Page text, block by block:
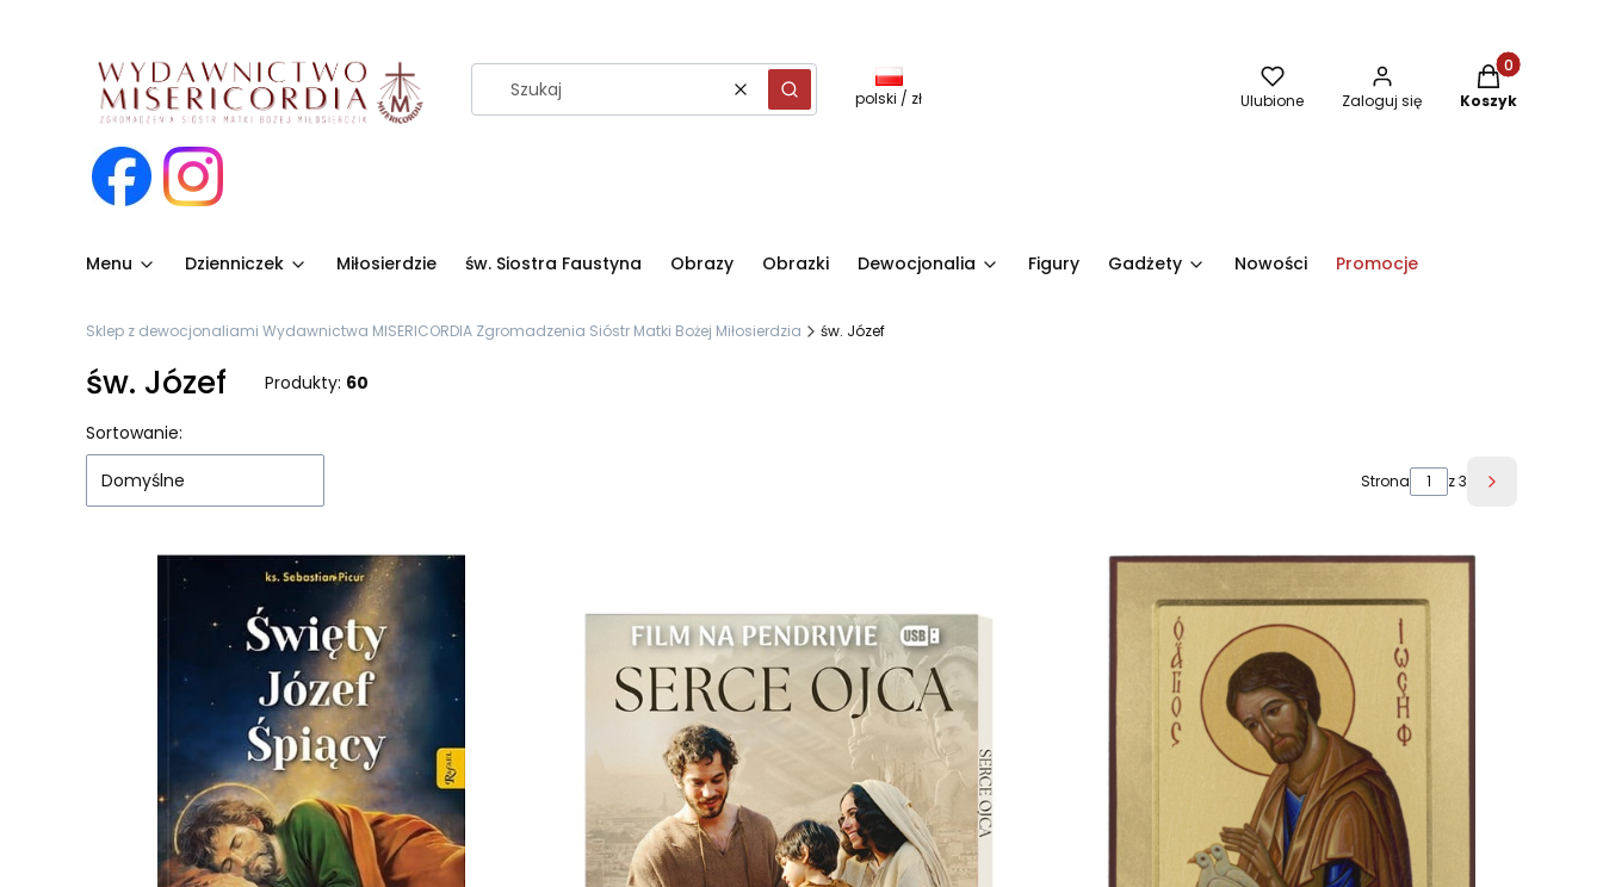
WyczyśćSzukaj polski / zł Ulubione Zaloguj się
Produkty w
Koszyk
Menu Dzienniczek Miłosierdzie św. Siostra Faustyna Obrazy Obrazki Dewocjonalia Figury Gadżety Nowości Promocje
Sklep z dewocjonaliami Wydawnictwa MISERICORDIA Zgromadzenia Sióstr Matki Bożej Miłosierdzia św. Józef
św. Józef Produkty: 60
Lista produktów
Sortowanie:
Domyślne
Strona z 3 Następne